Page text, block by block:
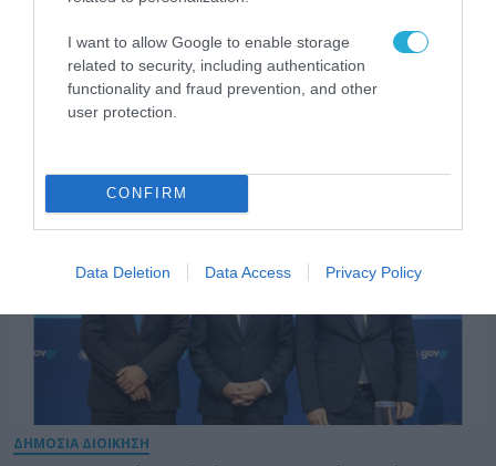
I want to allow Google to enable storage
related to security, including authentication
functionality and fraud prevention, and other
user protection.
CONFIRM
Data Deletion Data Access Privacy Policy
ΨΗΦΙΑΚΗ ΣΤΡΑΤΗΓΙΚΗ
Το Υπουργείο Ψηφιακής Διακυβέρνησης
και Τεχνητής Νοημοσύνης παρουσιάζει
για πρώτη φορά τους βασικούς άξονες του
νέου Εθνικού Διαστημικού Προγράμματος
31.07.2026
ΔΗΜΟΣΙΑ ΔΙΟΙΚΗΣΗ